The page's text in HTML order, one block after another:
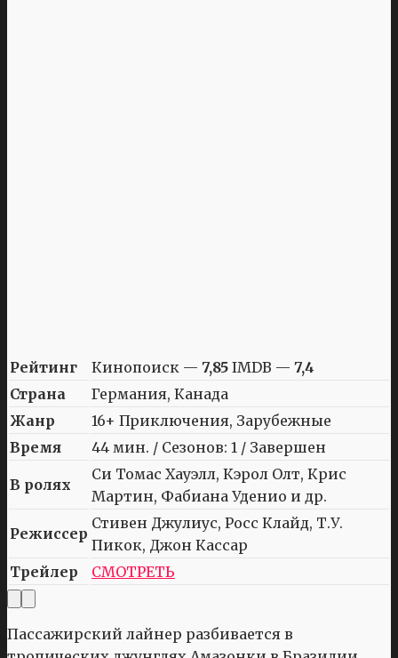
Рейтинг Кинопоиск — 7,85 IMDB — 7,4
Страна
Германия, Канада
Жанр
16+ Приключения, Зарубежные
Время
44 мин. / Сезонов: 1 / Завершен
В ролях
Си Томас Хауэлл, Кэрол Олт, Крис
Мартин, Фабиана Уденио и др.
Режиссер
Стивен Джулиус, Росс Клайд, Т.У.
Пикок, Джон Кассар
Трейлер
СМОТРЕТЬ
Пассажирский лайнер разбивается в